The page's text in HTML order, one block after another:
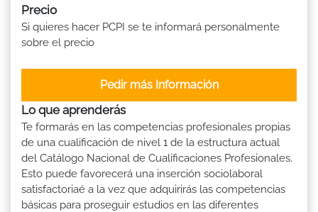
Precio
Si quieres hacer PCPI se te informará personalmente
sobre el precio
Pedir más Información
Lo que aprenderás
Te formarás en las competencias profesionales propias
de una cualificación de nivel 1 de la estructura actual
del Catálogo Nacional de Cualificaciones Profesionales.
Esto puede favorecerá una inserción sociolaboral
satisfactoriaé a la vez que adquirirás las competencias
básicas para proseguir estudios en las diferentes